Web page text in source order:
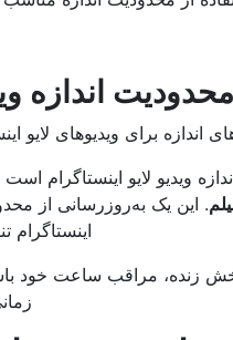
اندازه
برای ویدیوهای لایو
ویدیو لایو اینستاگرام است
یک به‌روزرسانی از
اینستاگرام تنها 60 دقیقه است.
مراقب ساعت خود باشید
زمانی